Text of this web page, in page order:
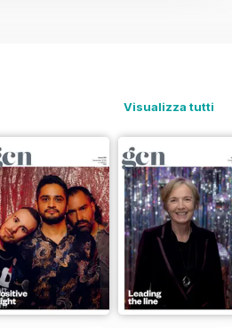
Visualizza tutti